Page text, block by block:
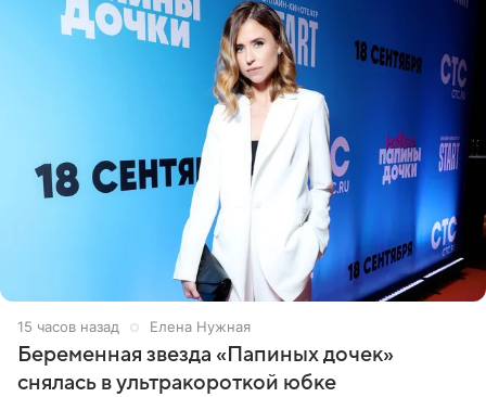
15 часов назад Елена Нужная
Беременная звезда «Папиных дочек»
снялась в ультракороткой юбке